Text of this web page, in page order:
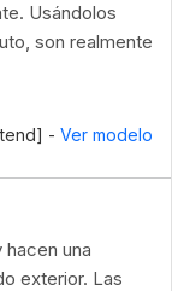
Usándolos
son realmente
- Ver modelo
una
exterior. Las